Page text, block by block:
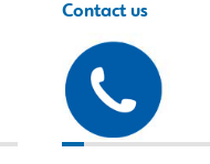
Contact us